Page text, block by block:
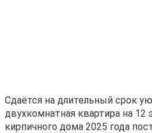
Сдаётся на длительный срок
двухкомнатная квартира на 12
кирпичного дома 2025 года